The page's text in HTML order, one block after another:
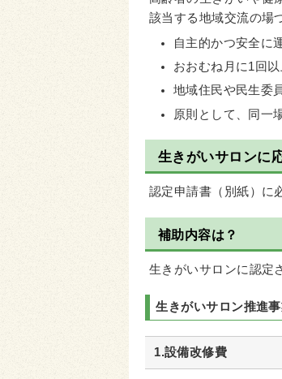
該当する地域交流の場
自主的かつ安全に
おおむね月に1回
地域住民や民生委
原則として、同一
生きがいサロンに
認定申請書（別紙）に
補助内容は？
生きがいサロンに認定
生きがいサロン推進
1.設備改修費